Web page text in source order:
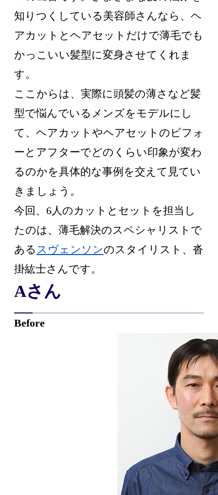
知りつくしている美容師さんなら、ヘ
アカットとヘアセットだけで薄毛でも
かっこいい髪型に変身させてくれま
す。
ここからは、実際に頭髪の薄さなど髪
型で悩んでいるメンズをモデルにし
て、ヘアカットやヘアセットのビフォ
ーとアフターでどのくらい印象が変わ
るのかを具体的な事例を交えて見てい
きましょう。
今回、6人のカットとセットを担当し
たのは、薄毛解決のスペシャリストで
ある スヴェンソンのスタイリスト、沓
掛紘士さんです。
Aさん
Before